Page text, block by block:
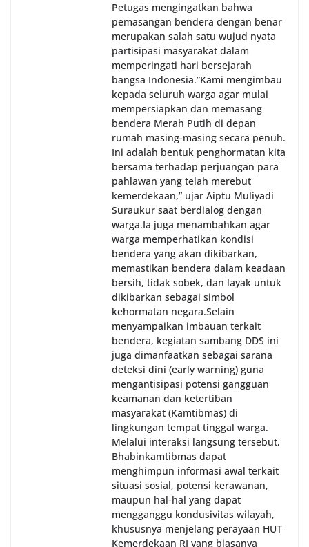
Petugas mengingatkan bahwa
pemasangan bendera dengan benar
merupakan salah satu wujud nyata
partisipasi masyarakat dalam
memperingati hari bersejarah
bangsa Indonesia.‎‎”Kami mengimbau
kepada seluruh warga agar mulai
mempersiapkan dan memasang
bendera Merah Putih di depan
rumah masing-masing secara penuh.
Ini adalah bentuk penghormatan kita
bersama terhadap perjuangan para
pahlawan yang telah merebut
kemerdekaan,” ujar Aiptu Muliyadi
Suraukur saat berdialog dengan
warga.‎‎Ia juga menambahkan agar
warga memperhatikan kondisi
bendera yang akan dikibarkan,
memastikan bendera dalam keadaan
bersih, tidak sobek, dan layak untuk
dikibarkan sebagai simbol
kehormatan negara.‎‎‎Selain
menyampaikan imbauan terkait
bendera, kegiatan sambang DDS ini
juga dimanfaatkan sebagai sarana
deteksi dini (early warning) guna
mengantisipasi potensi gangguan
keamanan dan ketertiban
masyarakat (Kamtibmas) di
lingkungan tempat tinggal warga.
Melalui interaksi langsung tersebut,
Bhabinkamtibmas dapat
menghimpun informasi awal terkait
situasi sosial, potensi kerawanan,
maupun hal-hal yang dapat
mengganggu kondusivitas wilayah,
khususnya menjelang perayaan HUT
Kemerdekaan RI yang biasanya